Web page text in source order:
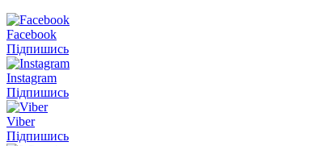
Facebook
Підпишись
Instagram
Підпишись
Viber
Підпишись